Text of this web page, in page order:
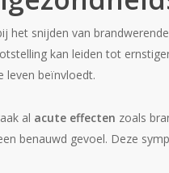
het snijden van
kan leiden tot
leven beïnvloedt.
al acute effecten zoals
benauwd gevoel. Deze